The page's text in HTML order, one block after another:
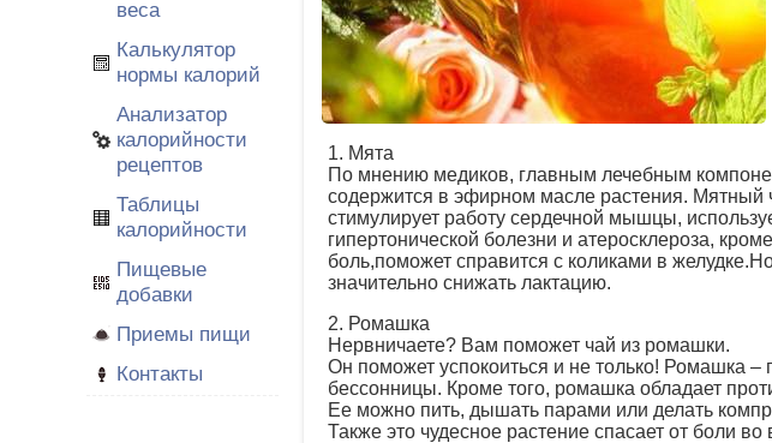
веса
Калькулятор
нормы калорий
Анализатор
калорийности
рецептов
Таблицы
калорийности
Пищевые
добавки
Приемы пищи
Контакты
1. Мята
По мнению медиков, главным лечебным
содержится в эфирном масле растения. Мятный
стимулирует работу сердечной мышцы,
гипертонической болезни и атеросклероза,
боль,поможет справится с коликами в
значительно снижать лактацию.
2. Ромашка
Нервничаете? Вам поможет чай из ромашки.
Он поможет успокоиться и не только! Ромашка –
бессонницы. Кроме того, ромашка обладает
Ее можно пить, дышать парами или делать
Также это чудесное растение спасает от боли во